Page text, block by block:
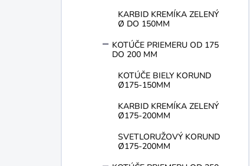
KARBID KREMÍKA ZELENÝ
Ø DO 150MM
KOTÚČE PRIEMERU OD 175
DO 200 MM
KOTÚČE BIELY KORUND
Ø175-150MM
KARBID KREMÍKA ZELENÝ
Ø175-200MM
SVETLORUŽOVÝ KORUND
Ø175-200MM